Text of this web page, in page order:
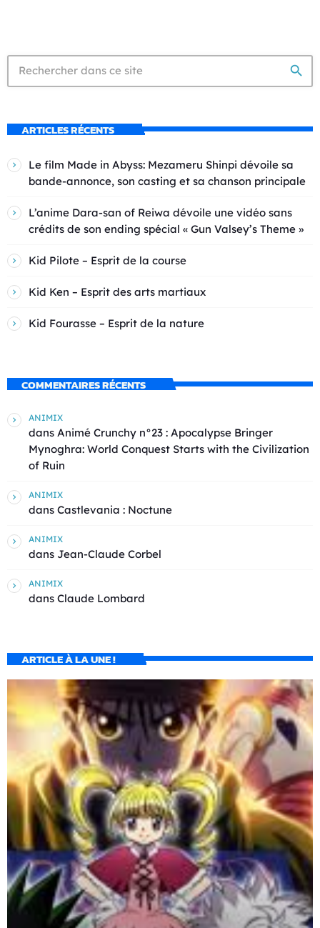
search
ARTICLES RÉCENTS
Le film Made in Abyss: Mezameru Shinpi dévoile sa
bande-annonce, son casting et sa chanson principale
L’anime Dara-san of Reiwa dévoile une vidéo sans
crédits de son ending spécial « Gun Valsey’s Theme »
Kid Pilote – Esprit de la course
Kid Ken – Esprit des arts martiaux
Kid Fourasse – Esprit de la nature
COMMENTAIRES RÉCENTS
ANIMIX
dans Animé Crunchy n°23 : Apocalypse Bringer
Mynoghra: World Conquest Starts with the Civilization
of Ruin
ANIMIX
dans Castlevania : Noctune
ANIMIX
dans Jean-Claude Corbel
ANIMIX
dans Claude Lombard
ARTICLE À LA UNE !